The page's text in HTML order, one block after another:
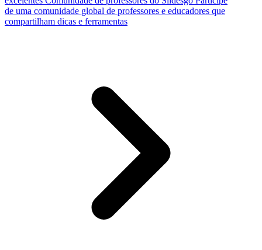
de uma comunidade global de professores e educadores que
compartilham dicas e ferramentas